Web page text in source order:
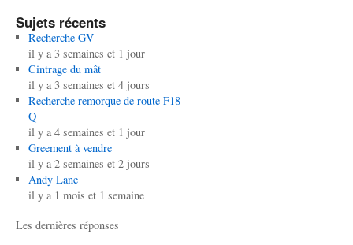
Sujets récents
Recherche GV
il y a 3 semaines et 1 jour
Cintrage du mât
il y a 3 semaines et 4 jours
Recherche remorque de route F18
Q
il y a 4 semaines et 1 jour
Greement à vendre
il y a 2 semaines et 2 jours
Andy Lane
il y a 1 mois et 1 semaine
Les dernières réponses